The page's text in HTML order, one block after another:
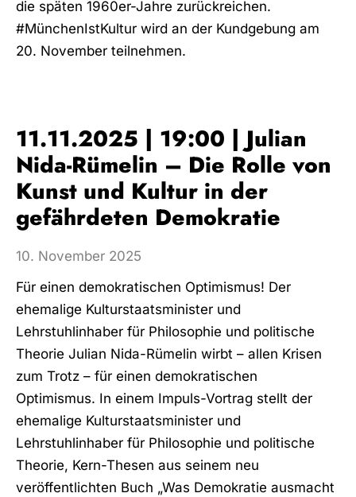
die späten 1960er-Jahre zurückreichen.
#MünchenIstKultur wird an der Kundgebung am
20. November teilnehmen.
11.11.2025 | 19:00 | Julian
Nida-Rümelin – Die Rolle von
Kunst und Kultur in der
gefährdeten Demokratie
10. November 2025
Für einen demokratischen Optimismus! Der
ehemalige Kulturstaatsminister und
Lehrstuhlinhaber für Philosophie und politische
Theorie Julian Nida-Rümelin wirbt – allen Krisen
zum Trotz – für einen demokratischen
Optimismus. In einem Impuls-Vortrag stellt der
ehemalige Kulturstaatsminister und
Lehrstuhlinhaber für Philosophie und politische
Theorie, Kern-Thesen aus seinem neu
veröffentlichten Buch „Was Demokratie ausmacht